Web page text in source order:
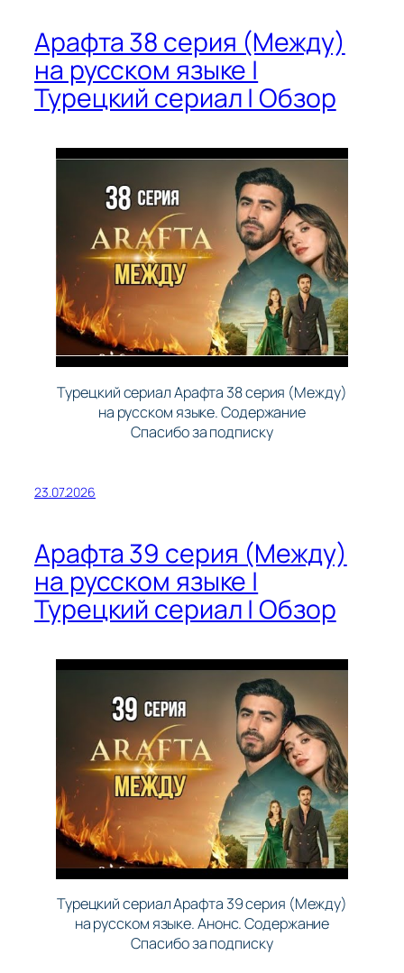
Арафта 38 серия (Между)
на русском языке |
Турецкий сериал | Обзор
Турецкий сериал Арафта 38 серия (Между)
на русском языке. Содержание
Спасибо за подписку
23.07.2026
Арафта 39 серия (Между)
на русском языке |
Турецкий сериал | Обзор
Турецкий сериал Арафта 39 серия (Между)
на русском языке. Анонс. Содержание
Спасибо за подписку